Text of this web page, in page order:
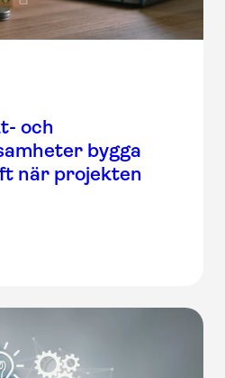
och
bygga
när projekten